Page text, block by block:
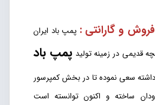
پمپ باد ایران
قدیمی در زمینه تولید پمپ باد
سعی نموده تا در بخش کمپرسور
ساخته و اکنون توانسته است